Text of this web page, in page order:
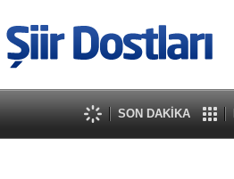
SON DAKİKA